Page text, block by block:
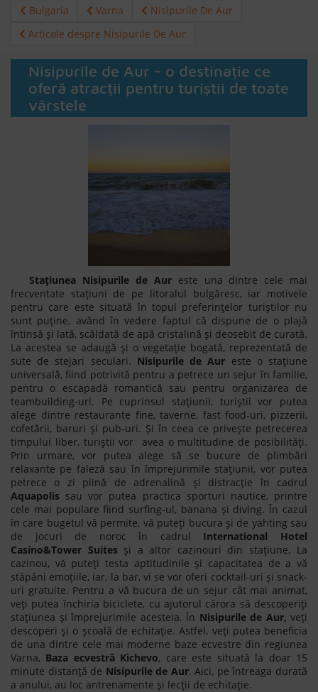
Bulgaria Varna
Nisipurile De Aur
Articole despre Nisipurile De Aur
Nisipurile de Aur - o destinație ce
oferă atracții pentru turiștii de toate
vârstele
Stațiunea Nisipurile de Aureste una dintre cele mai
frecventate stațiuni de pe litoralul bulgăresc, iar motivele
pentru care este situată în topul preferințelor turiștilor nu
sunt puține, având în vedere faptul că dispune de o plajă
întinsă și lată, scăldată de apă cristalină și deosebit de curată.
La acestea se adaugă și o vegetație bogată, reprezentată de
sute de stejari seculari. Nisipurile de Aur este o stațiune
universală, fiind potrivită pentru a petrece un sejur în familie,
pentru o escapadă romantică sau pentru organizarea de
teambuilding-uri. Pe cuprinsul stațiunii, turiștii vor putea
alege dintre restaurante fine, taverne, fast food-uri, pizzerii,
cofetării, baruri și pub-uri. Și în ceea ce privește petrecerea
timpului liber, turiștii vor avea o multitudine de posibilități.
Prin urmare, vor putea alege să se bucure de plimbări
relaxante pe faleză sau în împrejurimile stațiunii, vor putea
petrece o zi plină de adrenalină și distracție în cadrul
Aquapolis sau vor putea practica sporturi nautice, printre
cele mai populare fiind surfing-ul, banana și diving. În cazul
în care bugetul vă permite, vă puteți bucura și de yahting sau
de jocuri de noroc în cadrul International Hotel
Casino&Tower Suites și a altor cazinouri din stațiune. La
cazinou, vă puteți testa aptitudinile și capacitatea de a vă
stăpâni emoțiile, iar, la bar, vi se vor oferi cocktail-uri și snack-
uri gratuite. Pentru a vă bucura de un sejur cât mai animat,
veți putea închiria biciclete, cu ajutorul cărora să descoperiți
stațiunea și împrejurimile acesteia. În Nisipurile de Aur, veți
descoperi și o școală de echitație. Astfel, veți putea beneficia
de una dintre cele mai moderne baze ecvestre din regiunea
Varna, Baza ecvestră Kichevo, care este situată la doar 15
minute distanță de Nisipurile de Aur. Aici, pe întreaga durată
a anului, au loc antrenamente și lecții de echitație.
LEI EURO